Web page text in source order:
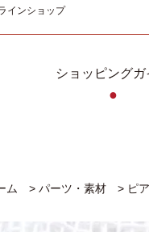
インショップ
ショッピングガ
●
ム > パーツ・素材 > ピ